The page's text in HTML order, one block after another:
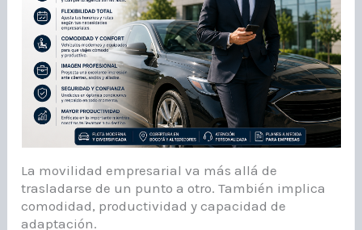
La movilidad empresarial va más allá de
trasladarse de un punto a otro. También implica
comodidad, productividad y capacidad de
adaptación.